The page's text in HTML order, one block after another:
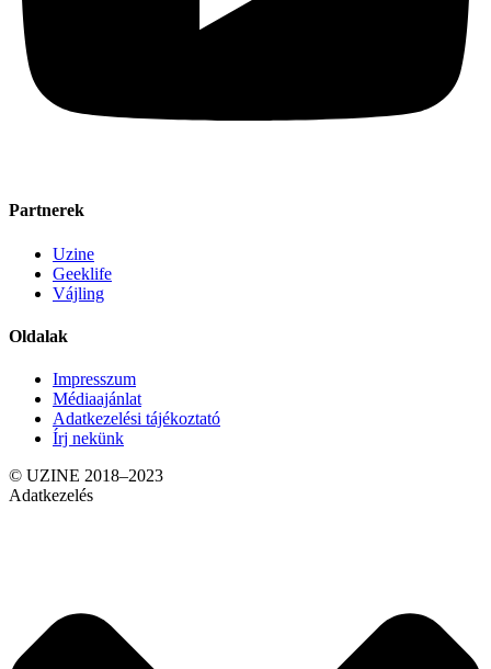
Partnerek
Uzine
Geeklife
Vájling
Oldalak
Impresszum
Médiaajánlat
Adatkezelési tájékoztató
Írj nekünk
© UZINE 2018–2023
Adatkezelés